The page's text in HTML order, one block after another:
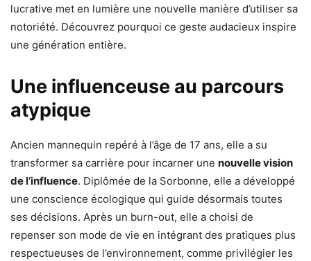
lucrative met en lumière une nouvelle manière d’utiliser sa
notoriété. Découvrez pourquoi ce geste audacieux inspire
une génération entière.
Une influenceuse au parcours
atypique
Ancien mannequin repéré à l’âge de 17 ans, elle a su
transformer sa carrière pour incarner une nouvelle vision
de l’influence. Diplômée de la Sorbonne, elle a développé
une conscience écologique qui guide désormais toutes
ses décisions. Après un burn-out, elle a choisi de
repenser son mode de vie en intégrant des pratiques plus
respectueuses de l’environnement, comme privilégier les